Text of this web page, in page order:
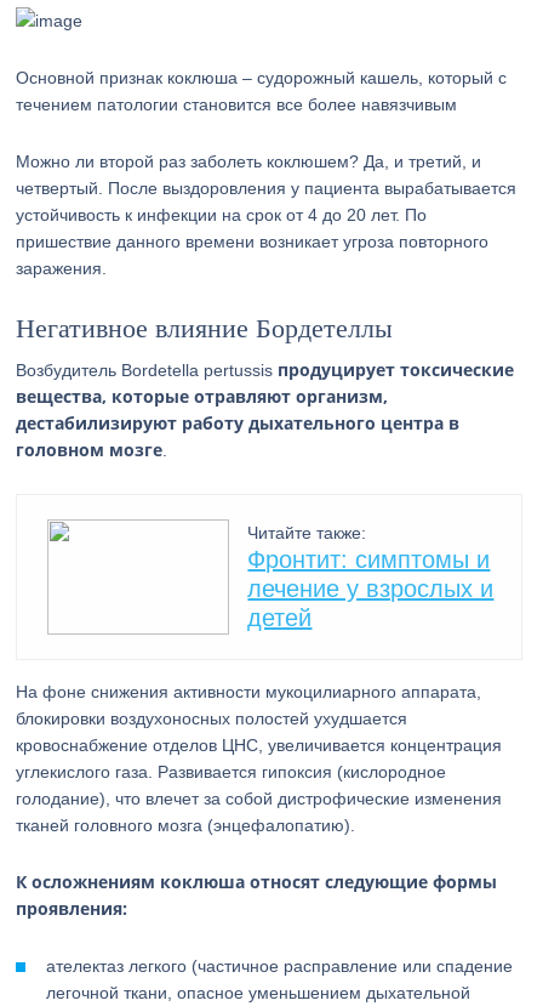
Основной признак коклюша – судорожный кашель, который с
течением патологии становится все более навязчивым
Можно ли второй раз заболеть коклюшем? Да, и третий, и
четвертый. После выздоровления у пациента вырабатывается
устойчивость к инфекции на срок от 4 до 20 лет. По
пришествие данного времени возникает угроза повторного
заражения.
Негативное влияние Бордетеллы
Возбудитель Bordetella pertussis продуцирует токсические
вещества, которые отравляют организм,
дестабилизируют работу дыхательного центра в
головном мозге
Читайте также:
Фронтит: симптомы и
лечение у взрослых и
детей
На фоне снижения активности мукоцилиарного аппарата,
блокировки воздухоносных полостей ухудшается
кровоснабжение отделов ЦНС, увеличивается концентрация
углекислого газа. Развивается гипоксия (кислородное
голодание), что влечет за собой дистрофические изменения
тканей головного мозга (энцефалопатию).
К осложнениям коклюша относят следующие формы
проявления:
ателектаз легкого (частичное расправление или спадение
легочной ткани, опасное уменьшением дыхательной